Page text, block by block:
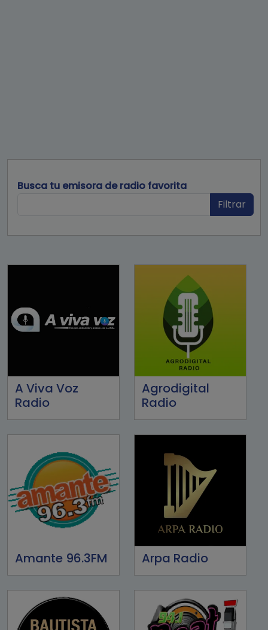
Busca tu emisora de radio favorita
Filtrar
A Viva Voz
Radio
Agrodigital
Radio
Amante 96.3FM Arpa Radio